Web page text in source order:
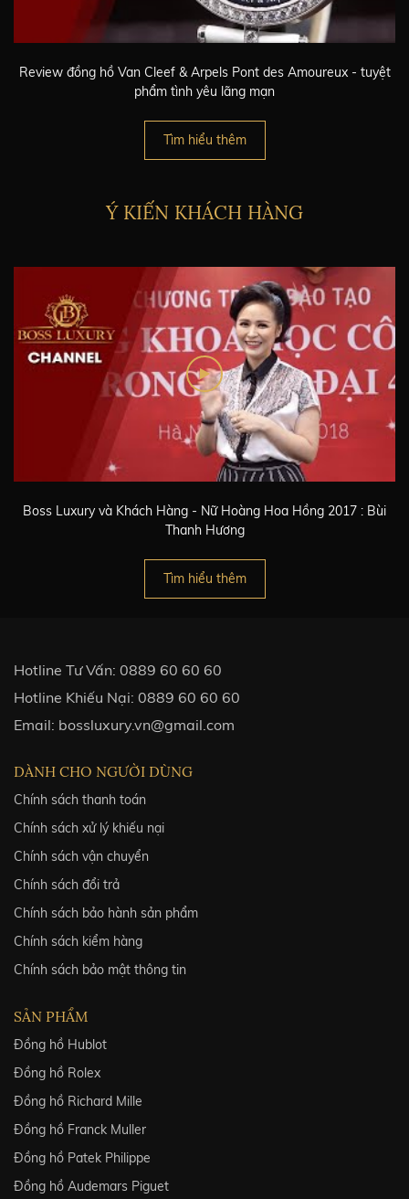
Review đồng hồ Van Cleef & Arpels Pont des Amoureux - tuyệt
phẩm tình yêu lãng mạn
Tìm hiểu thêm
Ý KIẾN KHÁCH HÀNG
Boss Luxury và Khách Hàng - Nữ Hoàng Hoa Hồng 2017 : Bùi
Thanh Hương
Tìm hiểu thêm
Hotline Tư Vấn: 0889 60 60 60
Hotline Khiếu Nại: 0889 60 60 60
Email: bossluxury.vn@gmail.com
DÀNH CHO NGƯỜI DÙNG
Chính sách thanh toán
Chính sách xử lý khiếu nại
Chính sách vận chuyển
Chính sách đổi trả
Chính sách bảo hành sản phẩm
Chính sách kiểm hàng
Chính sách bảo mật thông tin
SẢN PHẨM
Đồng hồ Hublot
Đồng hồ Rolex
Đồng hồ Richard Mille
Đồng hồ Franck Muller
Đồng hồ Patek Philippe
Đồng hồ Audemars Piguet